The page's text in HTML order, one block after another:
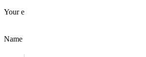
Your email address will not be published.
Name